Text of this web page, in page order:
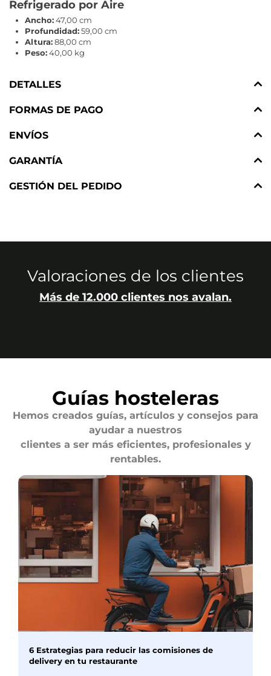
Refrigerado por Aire
Ancho:47,00 cm
Profundidad:59,00 cm
Altura:88,00 cm
Peso:40,00 kg
DETALLES
FORMAS DE PAGO
ENVÍOS
GARANTÍA
GESTIÓN DEL PEDIDO
Valoraciones de los clientes
Más de 12.000 clientes nos avalan.
Guías hosteleras
Hemos creados guías, artículos y consejos para
ayudar a nuestros
clientes a ser más eficientes, profesionales y
rentables.
6 Estrategias para reducir las comisiones de
delivery en tu restaurante